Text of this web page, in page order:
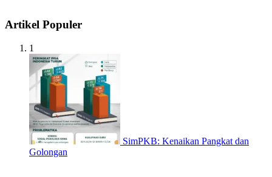
Artikel Populer
1
SimPKB: Kenaikan Pangkat dan
Golongan